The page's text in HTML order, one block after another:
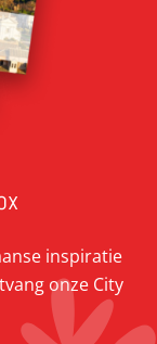
inspiratie
onze City